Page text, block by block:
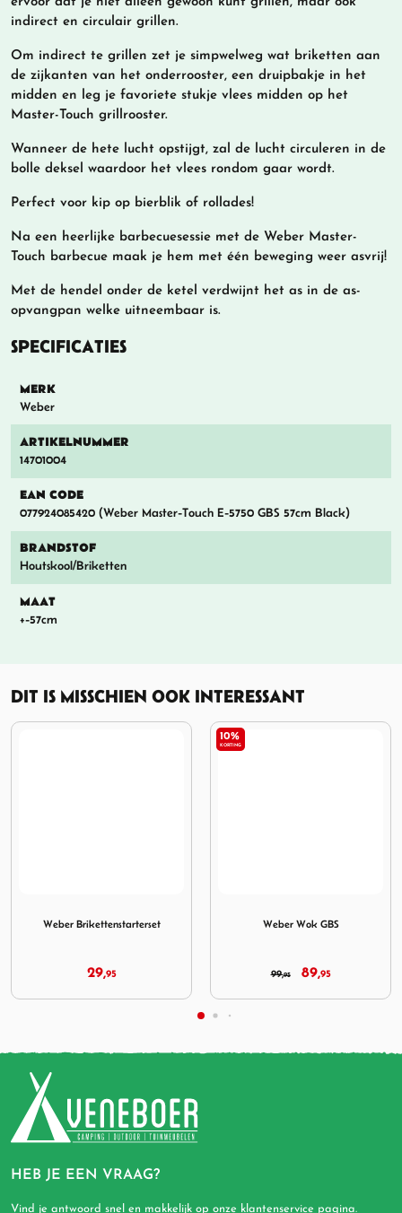
indirect en circulair grillen.
Om indirect te grillen zet je simpwelweg wat briketten aan
de zijkanten van het onderrooster, een druipbakje in het
midden en leg je favoriete stukje vlees midden op het
Master-Touch grillrooster.
Wanneer de hete lucht opstijgt, zal de lucht circuleren in de
bolle deksel waardoor het vlees rondom gaar wordt.
Perfect voor kip op bierblik of rollades!
Na een heerlijke barbecuesessie met de Weber Master-
Touch barbecue maak je hem met één beweging weer asvrij!
Met de hendel onder de ketel verdwijnt het as in de as-
opvangpan welke uitneembaar is.
SPECIFICATIES
MERK
Weber
ARTIKELNUMMER
14701004
EAN CODE
077924085420 (Weber Master-Touch E-5750 GBS 57cm Black)
BRANDSTOF
Houtskool/Briketten
MAAT
+-57cm
DIT IS MISSCHIEN OOK INTERESSANT
Weber Wok GBS
95 89,
21%
KORTING
Weber Bar-B Kettle 57 GBS
188,99 149,95
HEB JE EEN VRAAG?
Vind je antwoord snel en makkelijk op onze klantenservice pagina.